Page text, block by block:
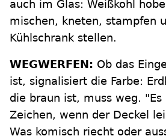
auch im Glas: Weißkohl
mischen, kneten, stampfen
Kühlschrank stellen.
WEGWERFEN: Ob das
ist, signalisiert die Farbe:
die braun ist, muss weg.
Zeichen, wenn der Deckel
Was komisch riecht oder